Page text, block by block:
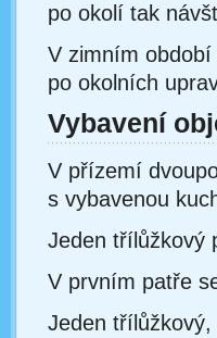
po okolí tak
V zimním
po okolních
Vybavení
V přízemí
s vybavenou
Jeden třílůžkový
V prvním patře
Jeden